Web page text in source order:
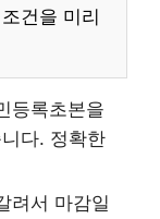
건을 미리
등록초본을
다. 정확한
려서 마감일